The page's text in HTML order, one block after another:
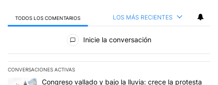
TODOS LOS COMENTARIOS LOS MÁS RECIENTES
Todos los comentarios
Inicie la conversación
CONVERSACIONES ACTIVAS
Este listado muestra los artículos con más comentarios en los
Un artículo de tendencia con el título "Congreso vallado y bajo
Congreso vallado y bajo la lluvia: crece la protesta